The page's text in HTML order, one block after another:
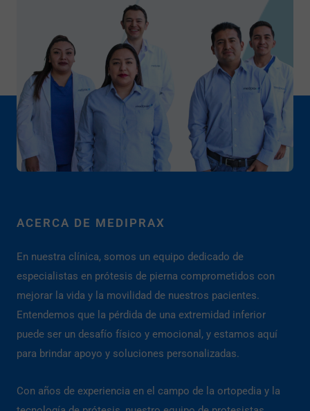
ACERCA DE MEDIPRAX
En nuestra clínica, somos un equipo dedicado de
especialistas en prótesis de pierna comprometidos con
mejorar la vida y la movilidad de nuestros pacientes.
Entendemos que la pérdida de una extremidad inferior
puede ser un desafío físico y emocional, y estamos aquí
para brindar apoyo y soluciones personalizadas.
Con años de experiencia en el campo de la ortopedia y la